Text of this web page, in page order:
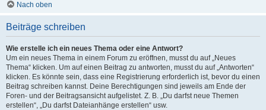
Nach oben
Beiträge schreiben
Wie erstelle ich ein neues Thema oder eine Antwort?
Um ein neues Thema in einem Forum zu eröffnen, musst du auf „Neues
Thema“ klicken. Um auf einen Beitrag zu antworten, musst du auf „Antworten“
klicken. Es könnte sein, dass eine Registrierung erforderlich ist, bevor du einen
Beitrag schreiben kannst. Deine Berechtigungen sind jeweils am Ende der
Foren- und der Beitragsansicht aufgelistet. Z. B. „Du darfst neue Themen
erstellen“, „Du darfst Dateianhänge erstellen“ usw.